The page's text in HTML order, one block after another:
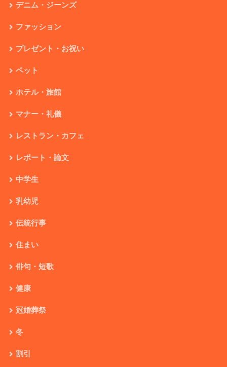
デニム・ジーンズ
ファッション
プレゼント・お祝い
ペット
ホテル・旅館
マナー・礼儀
レストラン・カフェ
レポート・論文
中学生
乳幼児
伝統行事
住まい
俳句・短歌
健康
冠婚葬祭
冬
割引